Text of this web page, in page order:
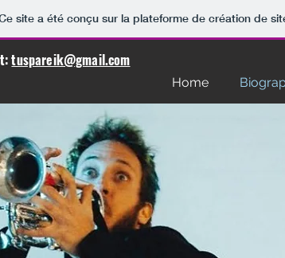
site a été conçu sur la plateforme de création de
tuspareik@gmail.com
Home